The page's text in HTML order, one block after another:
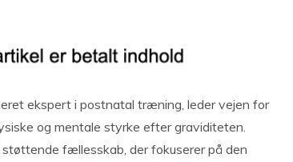
ekspert i postnatal træning, leder vejen for
og mentale styrke efter graviditeten.
fællesskab, der fokuserer på den